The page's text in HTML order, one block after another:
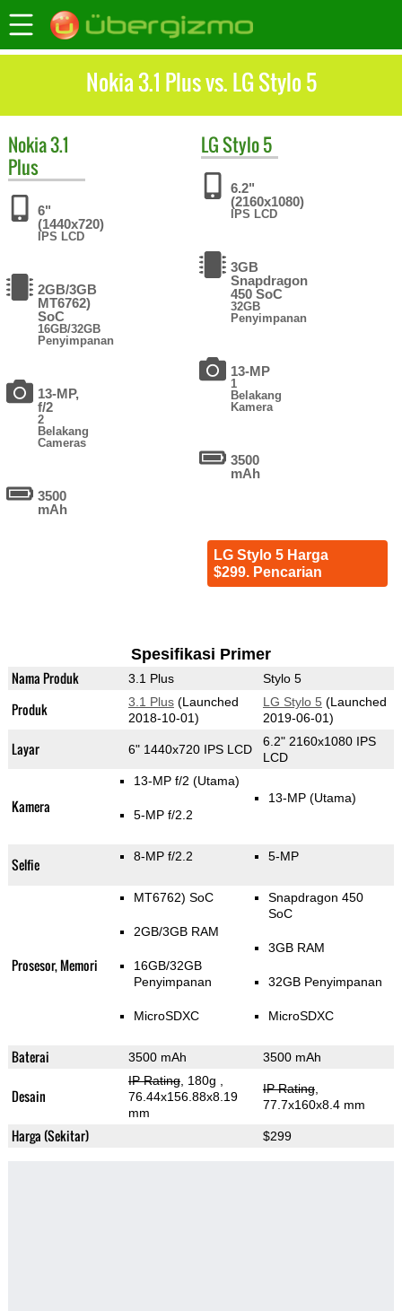
Nokia 3.1 Plus vs. LG Stylo 5
Nokia3.1
Plus
6"
(1440x720)
IPS LCD
2GB/3GB
MT6762)
SoC
16GB/32GB
Penyimpanan
13-MP,
f/2
2
Belakang
Cameras
3500
mAh
LGStylo 5
6.2"
(2160x1080)
IPS LCD
3GB
Snapdragon
450 SoC
32GB
Penyimpanan
13-MP
1
Belakang
Kamera
3500
mAh
LG Stylo 5 Harga
$299. Pencarian
Spesifikasi Primer
Nama Produk 3.1 Plus Stylo 5
Produk 3.1 Plus(Launched
2018-10-01)
LG Stylo 5 (Launched
2019-06-01)
Layar 6" 1440x720 IPS LCD
6.2" 2160x1080 IPS
LCD
Kamera
13-MP f/2 (Utama)
5-MP f/2.2
13-MP (Utama)
Selfie 8-MP f/2.2 5-MP
Prosesor, Memori
MT6762) SoC
2GB/3GB RAM
16GB/32GB
Penyimpanan
MicroSDXC
Snapdragon 450
SoC
3GB RAM
32GB Penyimpanan
MicroSDXC
Baterai 3500 mAh 3500 mAh
Desain
IP Rating, 180g
76.44x156.88x8.19
mm
IP Rating,
77.7x160x8.4 mm
Harga (Sekitar) $299